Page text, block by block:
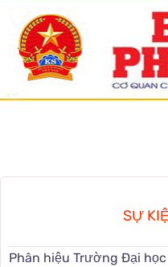
SỰ
Phân hiệu Trường Đại